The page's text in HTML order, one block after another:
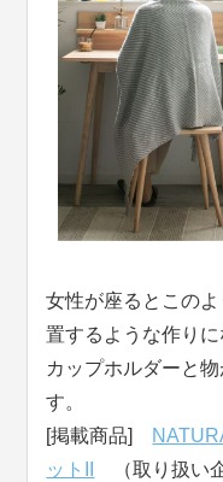
女性が座るとこの
置するような作り
カップホルダーと
す。
[掲載商品]
ットII
（取り扱い